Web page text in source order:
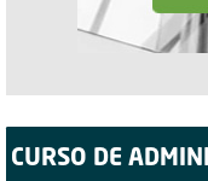
CURSO DE